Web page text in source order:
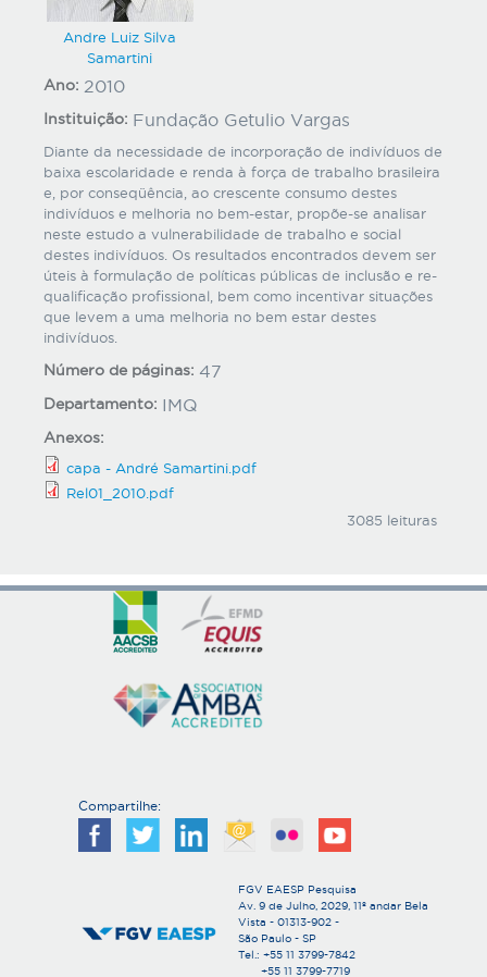
Andre Luiz Silva
Samartini
Ano: 2010
Instituição: Fundação Getulio Vargas
Diante da necessidade de incorporação de indivíduos de
baixa escolaridade e renda à força de trabalho brasileira
e, por conseqüência, ao crescente consumo destes
indivíduos e melhoria no bem-estar, propõe-se analisar
neste estudo a vulnerabilidade de trabalho e social
destes indivíduos. Os resultados encontrados devem ser
úteis à formulação de políticas públicas de inclusão e re-
qualificação profissional, bem como incentivar situações
que levem a uma melhoria no bem estar destes
indivíduos.
Número de páginas: 47
Departamento: IMQ
Anexos:
capa - André Samartini.pdf
Rel01_2010.pdf
3085 leituras
Compartilhe:
FGV EAESP Pesquisa
Av. 9 de Julho, 2029, 11º andar Bela
Vista - 01313-902 -
São Paulo - SP
Tel.: +55 11 3799-7842
+55 11 3799-7719